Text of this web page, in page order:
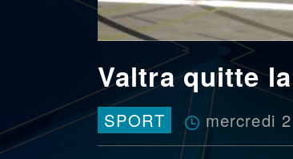
Valtra quitte
SPORT mercredi